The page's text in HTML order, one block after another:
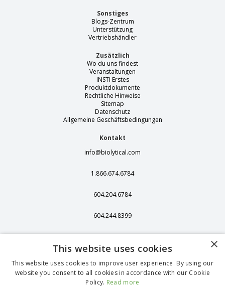
Sonstiges
Blogs-Zentrum
Unterstützung
Vertriebshändler
Zusätzlich
Wo du uns findest
Veranstaltungen
INSTI Erstes
Produktdokumente
Rechtliche Hinweise
Sitemap
Datenschutz
Allgemeine Geschäftsbedingungen
Kontakt
info@biolytical.com
1.866.674.6784
604.204.6784
604.244.8399
406 - 13251 Delf
Richmond, BC,
Kanada, V6V 2A2
1375 Stonegate
×
This website uses cookies
This website uses cookies to improve user experience. By using our
website you consent to all cookies in accordance with our Cookie
Policy. Read more